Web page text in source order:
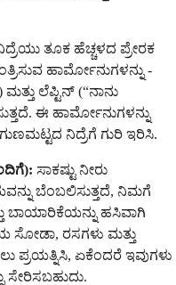
ತೂಕ ಹೆಚ್ಚಳದ ಪ್ರೇರಕ
ಹಾರ್ಮೋನುಗಳನ್ನು -
ಲೆಪ್ಟಿನ್ (“ನಾನು
ಈ ಹಾರ್ಮೋನುಗಳನ್ನು
ನಿದ್ರೆಗೆ ಗುರಿ ಇರಿಸಿ.
ಸಾಕಷ್ಟು ನೀರು
ಬೆಂಬಲಿಸುತ್ತದೆ, ನಿಮಗೆ
ಬಾಯಾರಿಕೆಯನ್ನು ಹಸಿವಾಗಿ
ಸೋಡಾ, ರಸಗಳು ಮತ್ತು
ಪ್ರಯತ್ನಿಸಿ, ಏಕೆಂದರೆ ಇವುಗಳು
ಸೇರಿಸಬಹುದು.